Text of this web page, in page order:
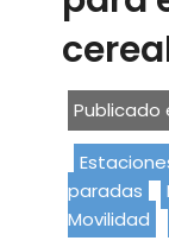
Publicado
paradas
Movilidad